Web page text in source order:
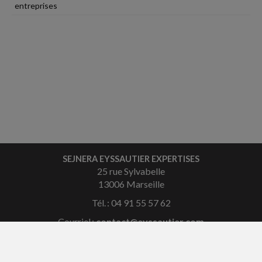
entreprises
SEJNERA EYSSAUTIER EXPERTISES
25 rue Sylvabelle
13006 Marseille
Tél. : 04 91 55 57 62
Courriel :contact@eyssautier.com